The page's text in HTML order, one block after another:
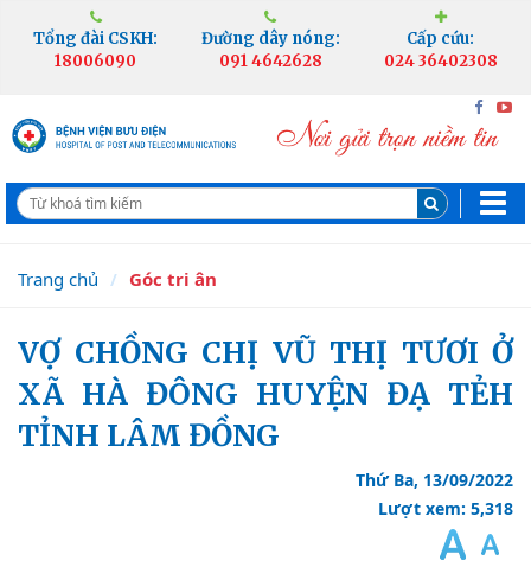
Tổng đài CSKH:
18006090
Đường dây nóng:
091 4642628
Cấp cứu:
024 36402308
Trang chủ Góc tri ân
VỢ CHỒNG CHỊ VŨ THỊ TƯƠI Ở
XÃ HÀ ĐÔNG HUYỆN ĐẠ TẺH
TỈNH LÂM ĐỒNG
Thứ Ba, 13/09/2022
Lượt xem: 5,318